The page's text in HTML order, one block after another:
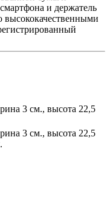
и держатель
высококачественными
3 см., высота 22,5
3 см., высота 22,5